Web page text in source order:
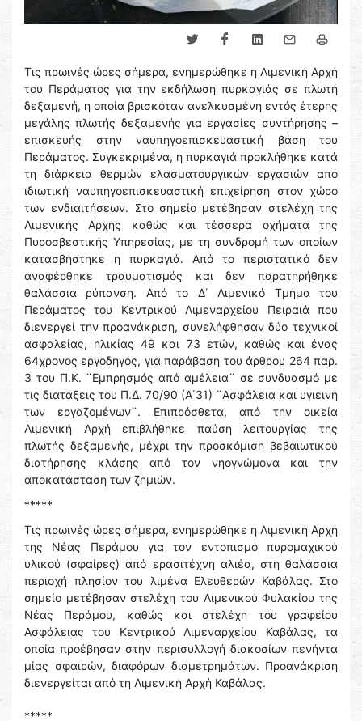
Τις πρωινές ώρες σήμερα, ενημερώθηκε η Λιμενική Αρχή
του Περάματος για την εκδήλωση πυρκαγιάς σε πλωτή
δεξαμενή, η οποία βρισκόταν ανελκυσμένη εντός έτερης
μεγάλης πλωτής δεξαμενής για εργασίες συντήρησης –
επισκευής στην ναυπηγοεπισκευαστική βάση του
Περάματος. Συγκεκριμένα, η πυρκαγιά προκλήθηκε κατά
τη διάρκεια θερμών ελασματουργικών εργασιών από
ιδιωτική ναυπηγοεπισκευαστική επιχείρηση στον χώρο
των ενδιαιτήσεων. Στο σημείο μετέβησαν στελέχη της
Λιμενικής Αρχής καθώς και τέσσερα οχήματα της
Πυροσβεστικής Υπηρεσίας, με τη συνδρομή των οποίων
κατασβήστηκε η πυρκαγιά. Από το περιστατικό δεν
αναφέρθηκε τραυματισμός και δεν παρατηρήθηκε
θαλάσσια ρύπανση. Από το Δ΄ Λιμενικό Τμήμα του
Περάματος του Κεντρικού Λιμεναρχείου Πειραιά που
διενεργεί την προανάκριση, συνελήφθησαν δύο τεχνικοί
ασφαλείας, ηλικίας 49 και 73 ετών, καθώς και ένας
64χρονος εργοδηγός, για παράβαση του άρθρου 264 παρ.
3 του Π.Κ. ¨Εμπρησμός από αμέλεια¨ σε συνδυασμό με
τις διατάξεις του Π.Δ. 70/90 (Α΄31) ¨Ασφάλεια και υγιεινή
των εργαζομένων¨. Επιπρόσθετα, από την οικεία
Λιμενική Αρχή επιβλήθηκε παύση λειτουργίας της
πλωτής δεξαμενής, μέχρι την προσκόμιση βεβαιωτικού
διατήρησης κλάσης από τον νηογνώμονα και την
αποκατάσταση των ζημιών.
*****
Τις πρωινές ώρες σήμερα, ενημερώθηκε η Λιμενική Αρχή
της Νέας Περάμου για τον εντοπισμό πυρομαχικού
υλικού (σφαίρες) από ερασιτέχνη αλιέα, στη θαλάσσια
περιοχή πλησίον του λιμένα Ελευθερών Καβάλας. Στο
σημείο μετέβησαν στελέχη του Λιμενικού Φυλακίου της
Νέας Περάμου, καθώς και στελέχη του γραφείου
Ασφάλειας του Κεντρικού Λιμεναρχείου Καβάλας, τα
οποία προέβησαν στην περισυλλογή διακοσίων πενήντα
μίας σφαιρών, διαφόρων διαμετρημάτων. Προανάκριση
διενεργείται από τη Λιμενική Αρχή Καβάλας.
*****